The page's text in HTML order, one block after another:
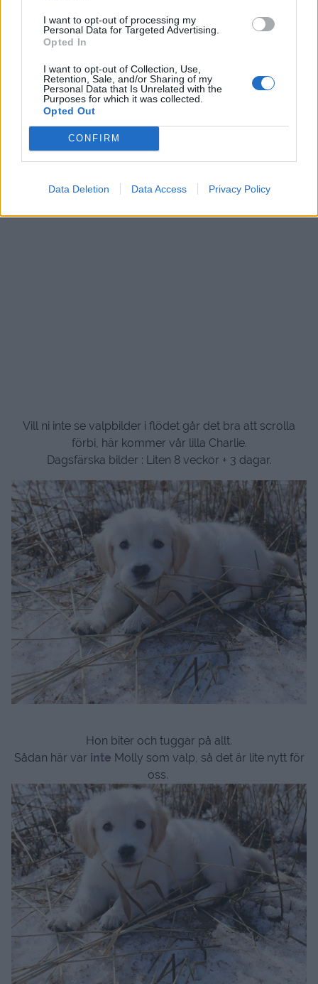
I want to opt-out of processing my
Personal Data for Targeted Advertising.
Opted In
I want to opt-out of Collection, Use,
Retention, Sale, and/or Sharing of my
Personal Data that Is Unrelated with the
Purposes for which it was collected.
Opted Out
CONFIRM
Data Deletion Data Access Privacy Policy
Vill ni inte se valpbilder i flödet går det bra att scrolla
förbi, här kommer vår lilla Charlie.
Dagsfärska bilder : Liten 8 veckor + 3 dagar.
Hon biter och tuggar på allt.
Sådan här var inte Molly som valp, så det är lite nytt för
oss.